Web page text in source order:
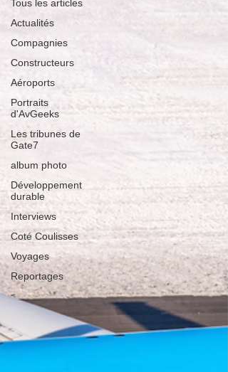
Tous les articles
Actualités
Compagnies
Constructeurs
Aéroports
Portraits
d'AvGeeks
Les tribunes de
Gate7
album photo
Développement
durable
Interviews
Coté Coulisses
Voyages
Reportages